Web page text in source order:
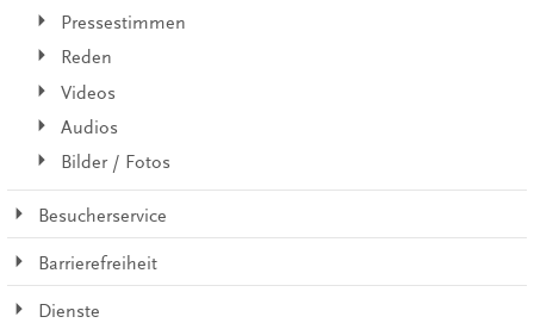
Pressestimmen
Reden
Videos
Audios
Bilder / Fotos
Besucherservice
Barrierefreiheit
Dienste